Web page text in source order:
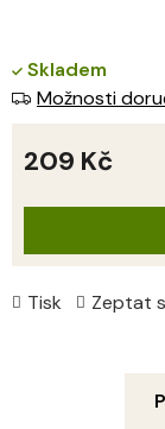
Tisk Zeptat
Skladem
Možnosti
209 Kč